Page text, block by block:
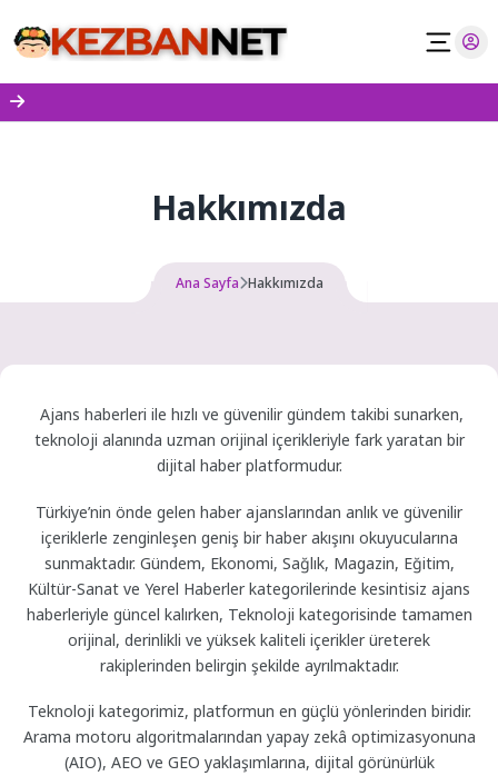
to
content
Hakkımızda
Ana Sayfa Hakkımızda
Ajans haberleri ile hızlı ve güvenilir gündem takibi sunarken,
teknoloji alanında uzman orijinal içerikleriyle fark yaratan bir
dijital haber platformudur.
Türkiye’nin önde gelen haber ajanslarından anlık ve güvenilir
içeriklerle zenginleşen geniş bir haber akışını okuyucularına
sunmaktadır. Gündem, Ekonomi, Sağlık, Magazin, Eğitim,
Kültür-Sanat ve Yerel Haberler kategorilerinde kesintisiz ajans
haberleriyle güncel kalırken, Teknoloji kategorisinde tamamen
orijinal, derinlikli ve yüksek kaliteli içerikler üreterek
rakiplerinden belirgin şekilde ayrılmaktadır.
Teknoloji kategorimiz, platformun en güçlü yönlerinden biridir.
Arama motoru algoritmalarından yapay zekâ optimizasyonuna
(AIO), AEO ve GEO yaklaşımlarına, dijital görünürlük